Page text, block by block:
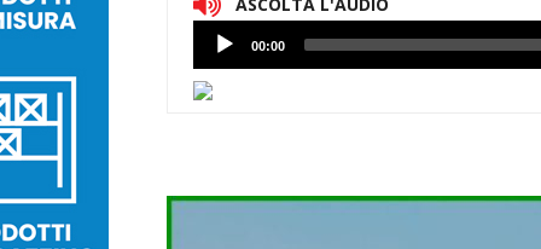
Lettore
Audio
00:00